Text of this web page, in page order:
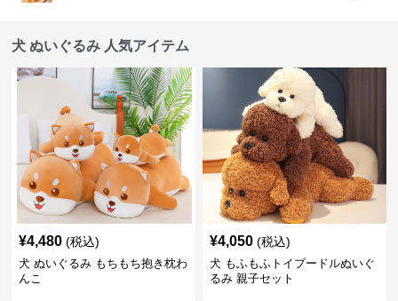
犬 ぬいぐるみ 人気アイテム
¥4,480 (税込)
犬 ぬいぐるみ もちもち抱き枕わ
んこ
¥4,050 (税込)
犬 もふもふトイプードルぬいぐ
るみ 親子セット